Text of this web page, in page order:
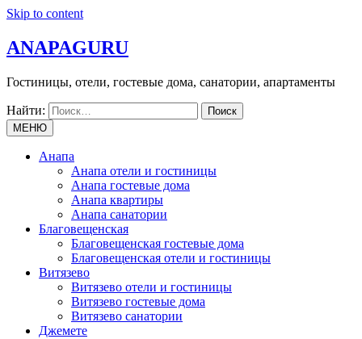
Skip to content
ANAPAGURU
Гостиницы, отели, гостевые дома, санатории, апартаменты
Найти:
МЕНЮ
Анапа
Анапа отели и гостиницы
Анапа гостевые дома
Анапа квартиры
Анапа санатории
Благовещенская
Благовещенская гостевые дома
Благовещенская отели и гостиницы
Витязево
Витязево отели и гостиницы
Витязево гостевые дома
Витязево санатории
Джемете